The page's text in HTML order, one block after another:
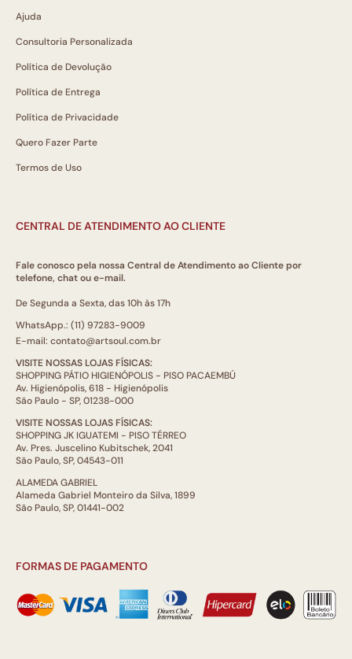
Ajuda
Consultoria Personalizada
Política de Devolução
Política de Entrega
Política de Privacidade
Quero Fazer Parte
Termos de Uso
CENTRAL DE ATENDIMENTO AO CLIENTE
Fale conosco pela nossa Central de Atendimento ao Cliente por
telefone, chat ou e-mail.
De Segunda a Sexta, das 10h às 17h
WhatsApp.: (11) 97283-9009
E-mail: contato@artsoul.com.br
VISITE NOSSAS LOJAS FÍSICAS:
SHOPPING PÁTIO HIGIENÓPOLIS - PISO PACAEMBÚ
Av. Higienópolis, 618 - Higienópolis
São Paulo - SP, 01238-000
VISITE NOSSAS LOJAS FÍSICAS:
SHOPPING JK IGUATEMI - PISO TÉRREO
Av. Pres. Juscelino Kubitschek, 2041
São Paulo, SP, 04543-011
ALAMEDA GABRIEL
Alameda Gabriel Monteiro da Silva, 1899
São Paulo, SP, 01441-002
FORMAS DE PAGAMENTO